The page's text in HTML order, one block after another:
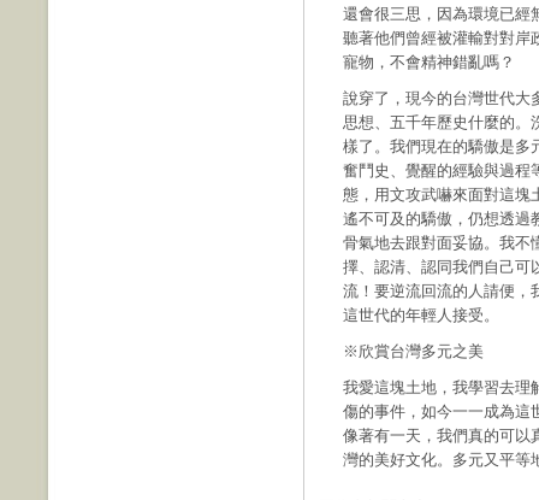
還會很三思，因為環境已經
聽著他們曾經被灌輸對對岸
寵物，不會精神錯亂嗎？
說穿了，現今的台灣世代大
思想、五千年歷史什麼的。
樣了。我們現在的驕傲是多
奮鬥史、覺醒的經驗與過程
態，用文攻武嚇來面對這塊
遙不可及的驕傲，仍想透過
骨氣地去跟對面妥協。我不
擇、認清、認同我們自己可
流！要逆流回流的人請便，
這世代的年輕人接受。
※欣賞台灣多元之美
我愛這塊土地，我學習去理
傷的事件，如今一一成為這
像著有一天，我們真的可以
灣的美好文化。多元又平等